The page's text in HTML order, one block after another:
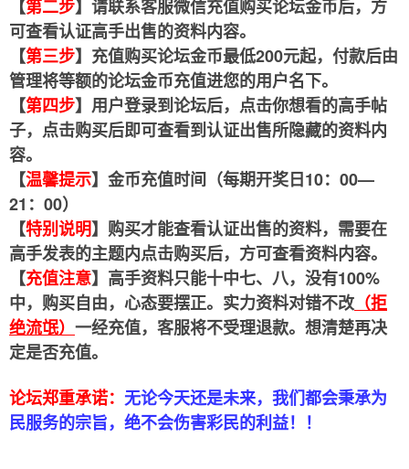
【第二步】请联系客服微信充值购买论坛金币后，方
可查看认证高手出售的资料内容。
【第三步】充值购买论坛金币最低200元起，付款后由
管理将等额的论坛金币充值进您的用户名下。
【第四步】用户登录到论坛后，点击你想看的高手帖
子，点击购买后即可查看到认证出售所隐藏的资料内
容。
【温馨提示】金币充值时间（每期开奖日10：00—
21：00）
【特别说明】购买才能查看认证出售的资料，需要在
高手发表的主题内点击购买后，方可查看资料内容。
【充值注意】高手资料只能十中七、八，没有100%
中，购买自由，心态要摆正。实力资料对错不改 （拒
绝流氓） 一经充值，客服将不受理退款。想清楚再决
定是否充值。
论坛郑重承诺： 无论今天还是未来，我们都会秉承为
民服务的宗旨，绝不会伤害彩民的利益！！